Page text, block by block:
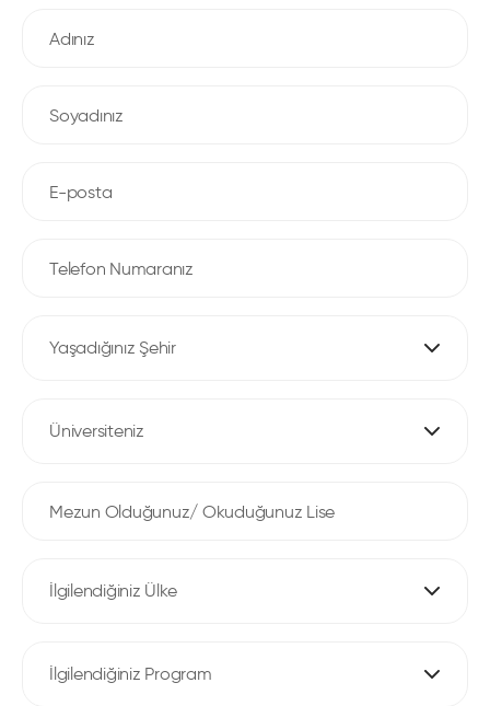
Yaşadığınız Şehir
Üniversiteniz
İlgilendiğiniz Ülke
İlgilendiğiniz Program